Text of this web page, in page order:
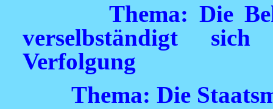
Thema: Die
verselbständigt
Verfolgung
Thema: Die